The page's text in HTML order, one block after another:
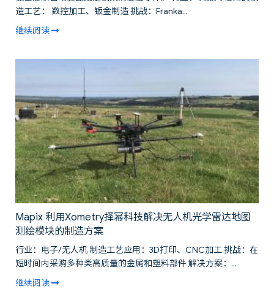
造工艺： 数控加工、钣金制造 挑战：Franka...
继续阅读
Mapix 利用Xometry择幂科技解决无人机光学雷达地图
测绘模块的制造方案
行业：电子/无人机 制造工艺应用：3D打印、CNC加工 挑战：在
短时间内采购多种类高质量的金属和塑料部件 解决方案：...
继续阅读